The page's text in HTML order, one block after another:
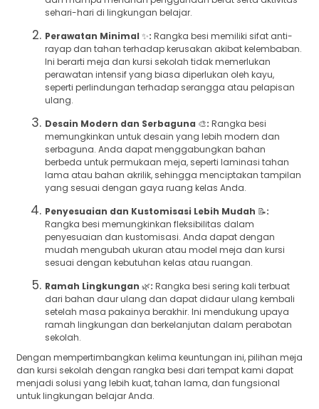
sehari-hari di lingkungan belajar.
Perawatan Minimal ✨: Rangka besi memiliki sifat anti-
rayap dan tahan terhadap kerusakan akibat kelembaban.
Ini berarti meja dan kursi sekolah tidak memerlukan
perawatan intensif yang biasa diperlukan oleh kayu,
seperti perlindungan terhadap serangga atau pelapisan
ulang.
Desain Modern dan Serbaguna 🎨: Rangka besi
memungkinkan untuk desain yang lebih modern dan
serbaguna. Anda dapat menggabungkan bahan
berbeda untuk permukaan meja, seperti laminasi tahan
lama atau bahan akrilik, sehingga menciptakan tampilan
yang sesuai dengan gaya ruang kelas Anda.
Penyesuaian dan Kustomisasi Lebih Mudah 📝:
Rangka besi memungkinkan fleksibilitas dalam
penyesuaian dan kustomisasi. Anda dapat dengan
mudah mengubah ukuran atau model meja dan kursi
sesuai dengan kebutuhan kelas atau ruangan.
Ramah Lingkungan 🌿: Rangka besi sering kali terbuat
dari bahan daur ulang dan dapat didaur ulang kembali
setelah masa pakainya berakhir. Ini mendukung upaya
ramah lingkungan dan berkelanjutan dalam perabotan
sekolah.
Dengan mempertimbangkan kelima keuntungan ini, pilihan meja
dan kursi sekolah dengan rangka besi dari tempat kami dapat
menjadi solusi yang lebih kuat, tahan lama, dan fungsional
untuk lingkungan belajar Anda.